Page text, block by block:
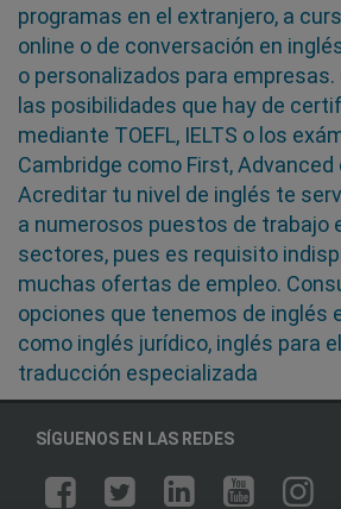
programas en el extranjero, a
online o de conversación en
o personalizados para
las posibilidades que hay de
mediante TOEFL, IELTS o los
Cambridge como First, Advanced
Acreditar tu nivel de inglés te
a numerosos puestos de trabajo
sectores, pues es requisito
muchas ofertas de empleo.
opciones que tenemos de inglés
como inglés jurídico, inglés para
traducción especializada
SÍGUENOS EN LAS REDES